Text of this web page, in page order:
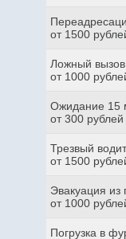
от 1500
Ложный вызов
от 1000
Ожидание 15
от 300 рублей
Трезвый
от 1500
Эвакуация из
от 1000
Погрузка в